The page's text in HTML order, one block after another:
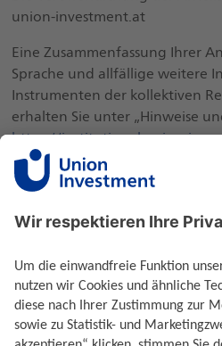
union-investment.at
Eine Zusammenfassung Ihrer
Sprache und allfällige weitere
Instrumenten der kollektiven
erhalten Sie unter „Hinweise
https://institutional.union-
uns/richtlinien
investment.at/beschwerden-
Gesellschaft die Vorkehrungen
aufheben kann
Informationen zur
link.de/